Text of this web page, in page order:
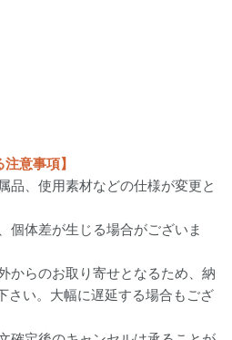
意事項】
品、使用素材などの仕様が変更と
個体差が生じる場合がございま
からのお取り寄せとなるため、納
さい。大幅に遅延する場合もござ